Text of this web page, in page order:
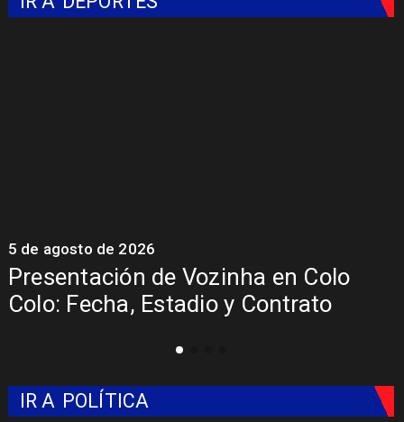
Presentación de Vozinha en Colo
Colo: Fecha, Estadio y Contrato
5 de agosto de 2026
IR A POLÍTICA